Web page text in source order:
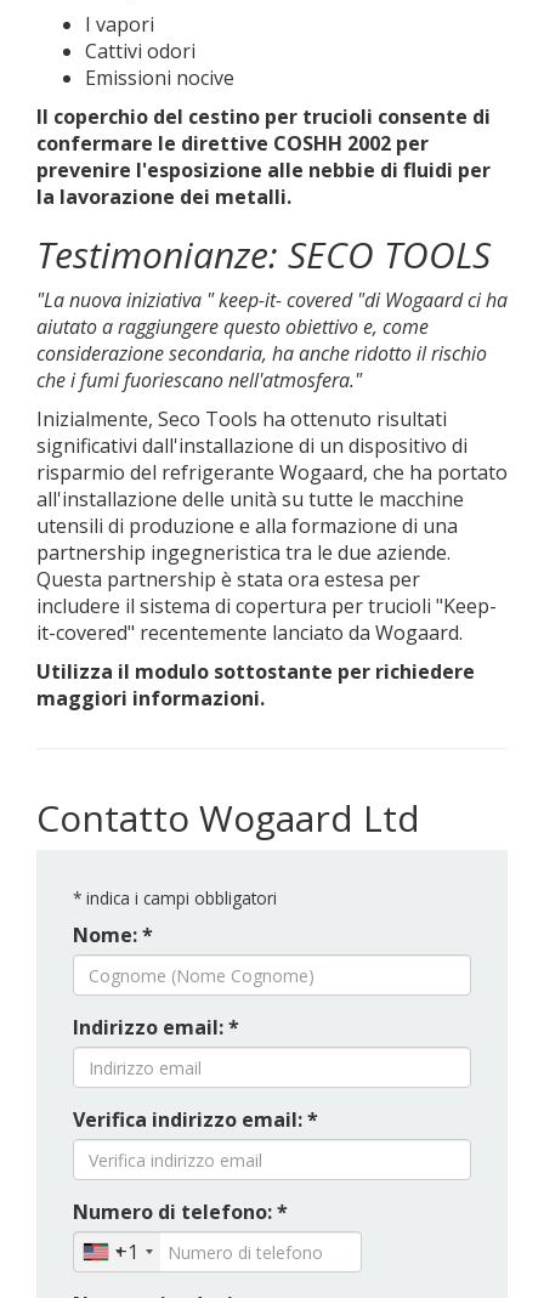
I vapori
Cattivi odori
Emissioni nocive
Il coperchio del cestino per trucioli consente di
confermare le direttive COSHH 2002 per
prevenire l'esposizione alle nebbie di fluidi per
la lavorazione dei metalli.
Testimonianze: SECO TOOLS
"La nuovainiziativa " keep-it-covered "di Wogaard ci ha
aiutato a raggiungere questo obiettivo e, come
considerazione secondaria, ha anche ridotto il rischio
che i fumi fuoriescanonell'atmosfera."
Inizialmente, Seco Tools ha ottenuto risultati
significativi dall'installazione di un dispositivo di
risparmio del refrigerante Wogaard, che ha portato
all'installazione delle unità su tutte le macchine
utensili di produzione e alla formazione di una
partnership ingegneristica tra le due aziende.
Questa partnership è stata ora estesa per
includere il sistema di copertura per trucioli "Keep-
it-covered" recentemente lanciato da Wogaard.
Utilizza il modulo sottostante per richiedere
maggiori informazioni.
Contatto Wogaard Ltd
* indica i campi obbligatori
Nome: *
Indirizzo email: *
Verifica indirizzo email: *
Numero di telefono: *
+1